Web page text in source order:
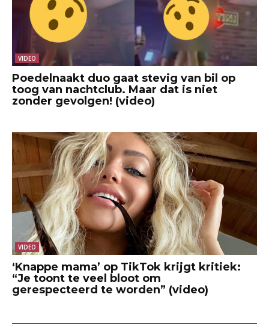
VIDEO
Poedelnaakt duo gaat stevig van bil op
toog van nachtclub. Maar dat is niet
zonder gevolgen! (video)
VIDEO
‘Knappe mama’ op TikTok krijgt kritiek:
“Je toont te veel bloot om
gerespecteerd te worden” (video)